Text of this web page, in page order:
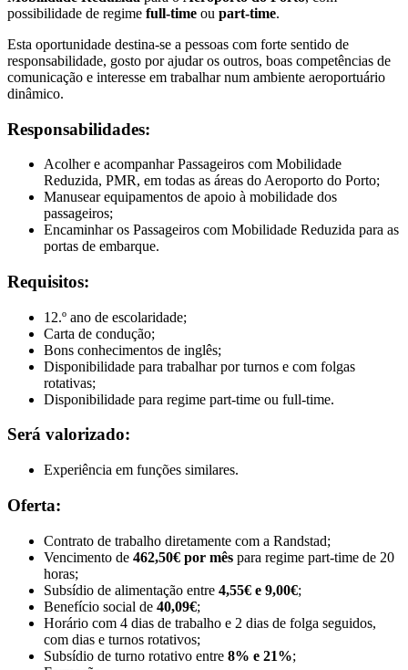
possibilidade de regime full-time ou part-time.
Esta oportunidade destina-se a pessoas com forte sentido de
responsabilidade, gosto por ajudar os outros, boas competências de
comunicação e interesse em trabalhar num ambiente aeroportuário
dinâmico.
Responsabilidades:
Acolher e acompanhar Passageiros com Mobilidade
Reduzida, PMR, em todas as áreas do Aeroporto do Porto;
Manusear equipamentos de apoio à mobilidade dos
passageiros;
Encaminhar os Passageiros com Mobilidade Reduzida para as
portas de embarque.
Requisitos:
12.º ano de escolaridade;
Carta de condução;
Bons conhecimentos de inglês;
Disponibilidade para trabalhar por turnos e com folgas
rotativas;
Disponibilidade para regime part-time ou full-time.
Será valorizado:
Experiência em funções similares.
Oferta:
Contrato de trabalho diretamente com a Randstad;
Vencimento de 462,50€ por mês para regime part-time de 20
horas;
Subsídio de alimentação entre 4,55€ e 9,00€;
Benefício social de 40,09€;
Horário com 4 dias de trabalho e 2 dias de folga seguidos,
com dias e turnos rotativos;
Subsídio de turno rotativo entre 8% e 21%;